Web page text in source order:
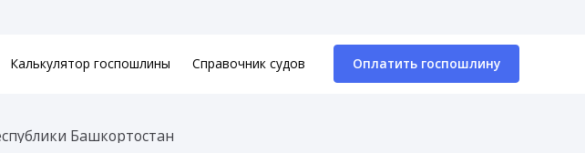
Калькулятор госпошлины Справочник судов Оплатить госпошлину
Башкортостан